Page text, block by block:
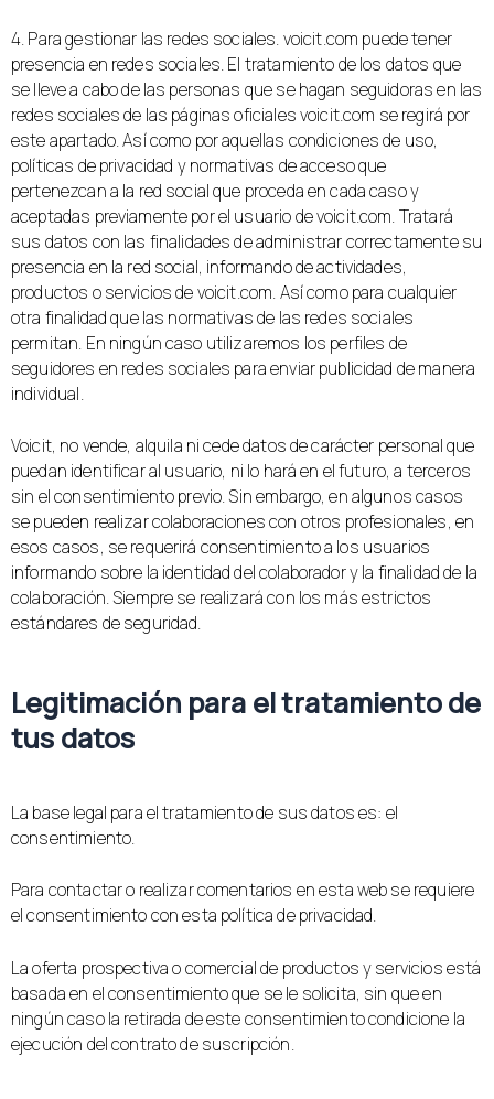
4. Para gestionar las redes sociales. voicit.com puede tener
presencia en redes sociales. El tratamiento de los datos que
se lleve a cabo de las personas que se hagan seguidoras en las
redes sociales de las páginas oficiales voicit.com se regirá por
este apartado. Así como por aquellas condiciones de uso,
políticas de privacidad y normativas de acceso que
pertenezcan a la red social que proceda en cada caso y
aceptadas previamente por el usuario de voicit.com. Tratará
sus datos con las finalidades de administrar correctamente su
presencia en la red social, informando de actividades,
productos o servicios de voicit.com. Así como para cualquier
otra finalidad que las normativas de las redes sociales
permitan. En ningún caso utilizaremos los perfiles de
seguidores en redes sociales para enviar publicidad de manera
individual.
Voicit, no vende, alquila ni cede datos de carácter personal que
puedan identificar al usuario, ni lo hará en el futuro, a terceros
sin el consentimiento previo. Sin embargo, en algunos casos
se pueden realizar colaboraciones con otros profesionales, en
esos casos, se requerirá consentimiento a los usuarios
informando sobre la identidad del colaborador y la finalidad de la
colaboración. Siempre se realizará con los más estrictos
estándares de seguridad.
Legitimación para el tratamiento de
tus datos
La base legal para el tratamiento de sus datos es: el
consentimiento.
Para contactar o realizar comentarios en esta web se requiere
el consentimiento con esta política de privacidad.
La oferta prospectiva o comercial de productos y servicios está
basada en el consentimiento que se le solicita, sin que en
ningún caso la retirada de este consentimiento condicione la
ejecución del contrato de suscripción.